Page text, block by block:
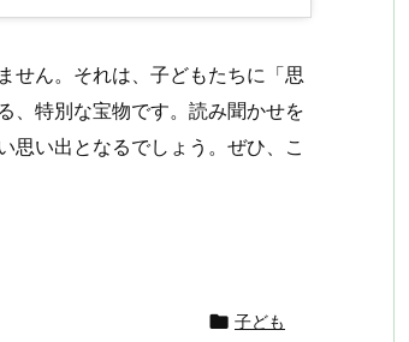
せん。それは、子どもたちに「思
、特別な宝物です。読み聞かせを
思い出となるでしょう。ぜひ、こ
 子ども